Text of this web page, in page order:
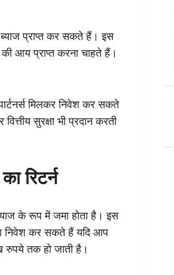
प्राप्त कर सकते हैं। इस
आय प्राप्त करना चाहते हैं।
मिलकर निवेश कर सकते
सुरक्षा भी प्रदान करती
रिटर्न
के रूप में जमा होता है। इस
निवेश कर सकते हैं यदि आप
तक हो जाती है।